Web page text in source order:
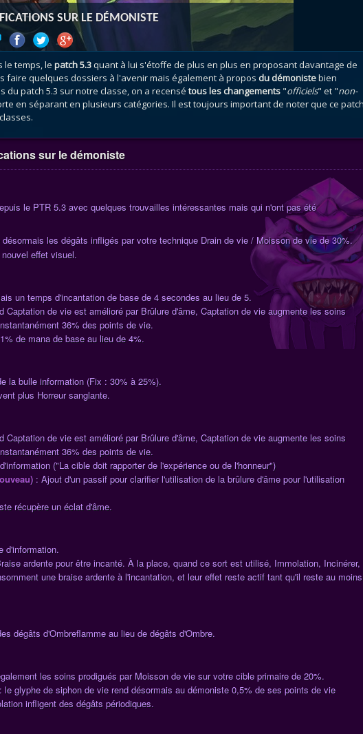
Visions horrifiques
Les réputations
SUR LE DÉMONISTE
le temps, le patch 5.3quant à lui s'étoffe de plus en plus en proposant davantage de
faire quelques dossiers à l'avenir mais également à propos du démonistebien
patch 5.3 sur notre classe, on a recensétous les changements "officiels" et "non-
en séparant en plusieurs catégories. Il est toujours important de noter que ce
sur le démoniste
le PTR 5.3 avec quelques trouvailles intéressantes mais qui n'ont pas été
les dégâts infligés par votre technique Drain de vie / Moisson de vie de 30%.
effet visuel.
un temps d'incantation de base de 4 secondes au lieu de 5.
Captation de vie est amélioré par Brûlure d'âme, Captation de vie augmente les soins
36% des points de vie.
de mana de base au lieu de 4%.
la bulle information (Fix : 30% à 25%).
plus Horreur sanglante.
Captation de vie est amélioré par Brûlure d'âme, Captation de vie augmente les soins
36% des points de vie.
("La cible doit rapporter de l'expérience ou de l'honneur")
: Ajout d'un passif pour clarifier l'utilisation de la brûlure d'âme pour l'utilisation
récupère un éclat d'âme.
d'information.
ardente pour être incanté. À la place, quand ce sort est utilisé, Immolation, Incinérer,
une braise ardente à l'incantation, et leur effet reste actif tant qu'il reste au moins
dégâts d'Ombreflamme au lieu de dégâts d'Ombre.
les soins prodigués par Moisson de vie sur votre cible primaire de 20%.
glyphe de siphon de vie rend désormais au démoniste 0,5% de ses points de vie
infligent des dégâts périodiques.